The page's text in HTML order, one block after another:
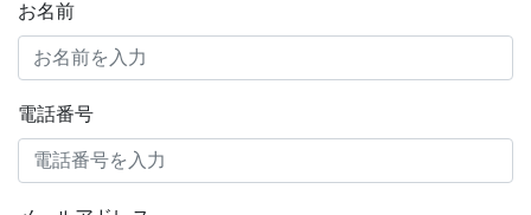
お名前
電話番号